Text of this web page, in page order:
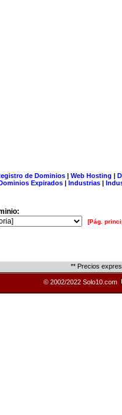
de Dominios| Web Hosting |
Expirados | Industrias |
[Pág.
** Precios
© 2002/2022 Solo10.com